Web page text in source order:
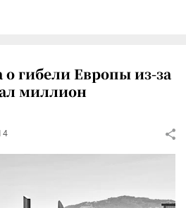
гибели Европы из-за
миллион